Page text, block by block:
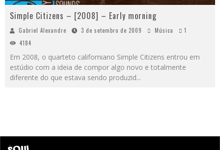
Simple Citizens – [2008] – Early morning
Gabriel Alexandre 3 de setembro de 2009 Música
1
4184
Em 2008, o quarteto californiano Simple Citizens entrou em
estúdio com a ideia de compor algo novo e totalmente
diferente do que estava sendo produzid...